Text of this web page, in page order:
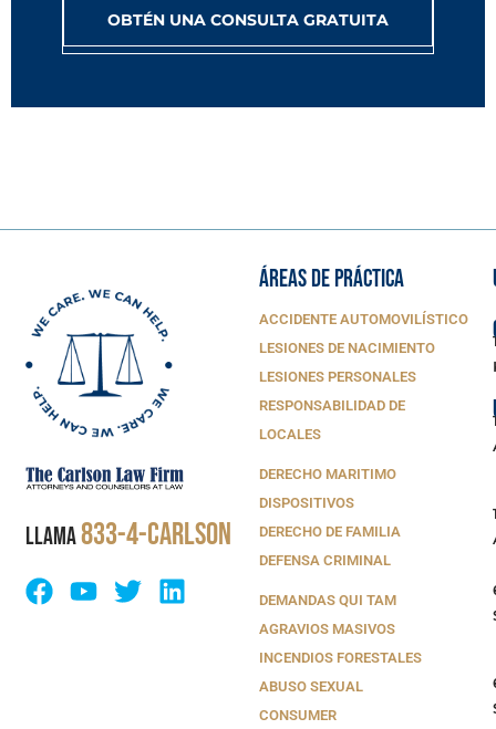
OBTÉN UNA CONSULTA GRATUITA
LLAMA833-4-CARLSON
ÁREAS DE PRÁCTICA
ACCIDENTE AUTOMOVILÍSTICO
LESIONES DE NACIMIENTO
LESIONES PERSONALES
RESPONSABILIDAD DE
LOCALES
DERECHO MARITIMO
DISPOSITIVOS
DERECHO DE FAMILIA
DEFENSA CRIMINAL
DEMANDAS QUI TAM
AGRAVIOS MASIVOS
INCENDIOS FORESTALES
ABUSO SEXUAL
CONSUMER